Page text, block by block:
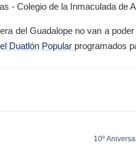
- Colegio de la Inmaculada de
del Guadalope no van a
Duatlón Popular programados
10º